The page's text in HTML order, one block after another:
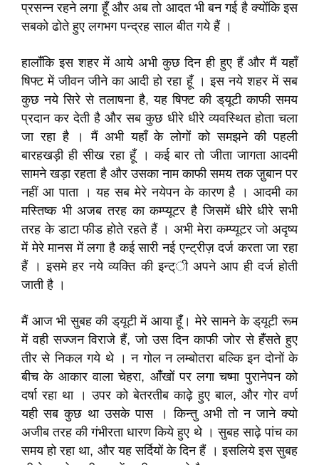
प्रसन्न रहने लगा हॅूँ और अब तो आदत भी बन गई है क्योंकि इस
सबको ढोते हुए लगभग पन्द्रह साल बीत गये हैं ।
हालाँंकि इस शहर में आये अभी कुछ दिन ही हुए हैं और मैं यहाँ
षिफ्ट में जीवन जीने का आदी हो रहा हूँ । इस नये शहर में सब
कुछ नये सिरे से तलाषना है, यह षिफ्ट की ड्‌यूटी काफी समय
प्रदान कर देती है और सब कुछ धीरे धीरे व्यवस्थित होता चला
जा रहा है । मैं अभी यहाँ के लोगों को समझने की पहली
बारहखड़ी ही सीख रहा हूँ । कई बार तो जीता जागता आदमी
सामने खड़ा रहता है और उसका नाम काफी समय तक जु़बान पर
नहीं आ पाता । यह सब मेरे नयेपन के कारण है । आदमी का
मस्तिष्क भी अजब तरह का कम्प्यूटर है जिसमें धीरे धीरे सभी
तरह के डाटा फीड होते रहते हैं । अभी मेरा कम्प्यूटर जो अदृष्य
में मेरे मानस में लगा है कई सारी नई एन्ट्रीज़ दर्ज करता जा रहा
हैं । इसमे हर नये व्यक्ति की इन्ट्‌ी अपने आप ही दर्ज होती
जाती है ।
मैं आज भी सुबह की ड्‌यूटी में आया हॅूँ। मेरे सामने के ड्‌यूटी रूम
में वही सज्जन विराजे हैं, जो उस दिन काफी जोर से हँंसते हुए
तीर से निकल गये थे । न गोल न लम्बोतरा बल्कि इन दोनों के
बीच के आकार वाला चेहरा, आंँखों पर लगा चष्मा पुरानेपन को
दर्षा रहा था । उपर को बेतरतीब काढ़े हुए बाल, और गोर वर्ण
यही सब कुछ था उसके पास । किन्तु अभी तो न जाने क्यो
अजीब तरह की गंभीरता धारण किये हुए थे । सुबह साढ़े पांच का
समय हो रहा था, और यह सर्दियों के दिन हैं । इसलिये इस सुबह